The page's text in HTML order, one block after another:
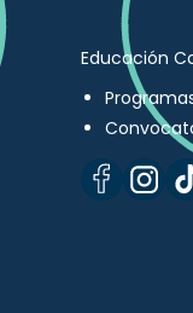
Educación